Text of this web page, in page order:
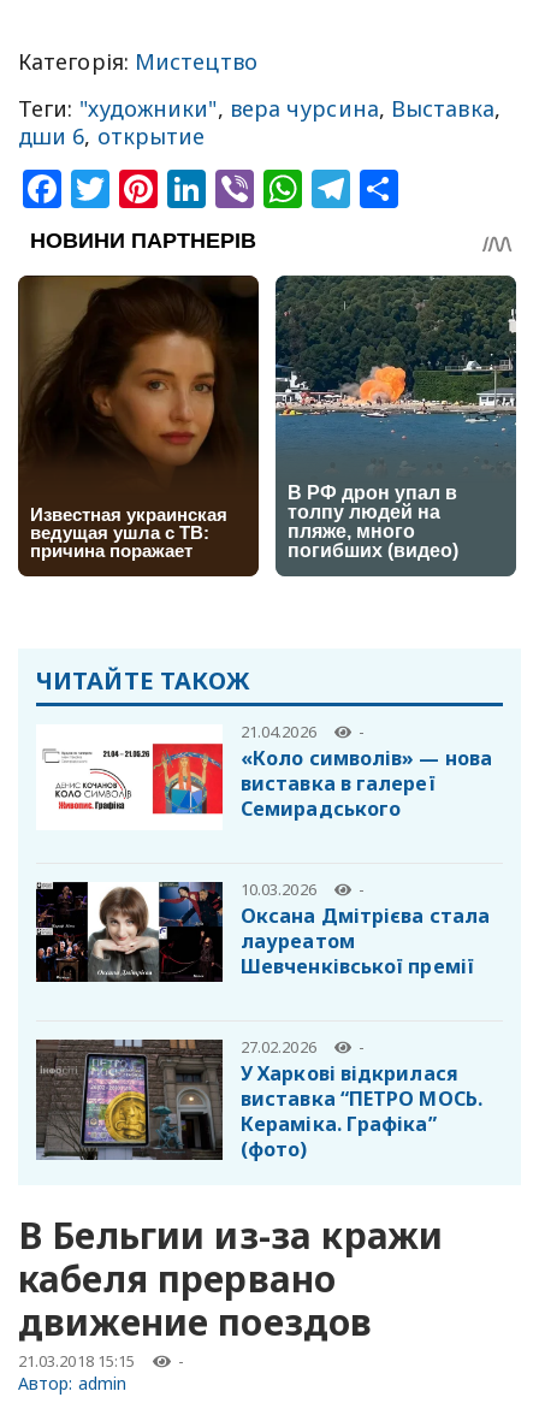
Категорія: Мистецтво
Теги: "художники", вера чурсина, Выставка,
дши 6, открытие
Facebook
Twitter
Pinterest
LinkedIn
ViberWhatsApp
Telegram
ЧИТАЙТЕ ТАКОЖ
21.04.2026 -
«Коло символів» — нова
виставка в галереї
Семирадського
10.03.2026 -
Оксана Дмітрієва стала
лауреатом
Шевченківської премії
27.02.2026 -
У Харкові відкрилася
виставка “ПЕТРО МОСЬ.
Кераміка. Графіка”
(фото)
В Бельгии из-за кражи
кабеля прервано
движение поездов
21.03.2018 15:15 -
Автор: admin